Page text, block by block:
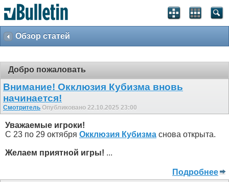
Обзор статей
Добро пожаловать
Внимание! Окклюзия Кубизма внoвь
начинается!
Смотритель Опубликовано 22.10.2025 23:00
Уважаемые игроки!
С 23 по 29 октября Окклюзия Кубизма снова открыта.
Желаем приятной игры! ...
Подробнее